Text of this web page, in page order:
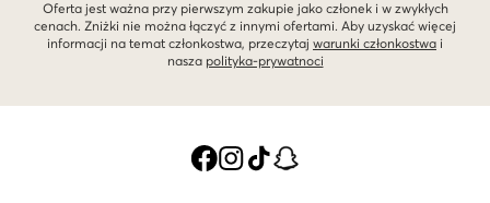
Oferta jest ważna przy pierwszym zakupie jako członek i w zwykłych
cenach. Zniżki nie można łączyć z innymi ofertami. Aby uzyskać więcej
informacji na temat członkostwa, przeczytaj warunki członkostwa i
nasza polityka-prywatnoci